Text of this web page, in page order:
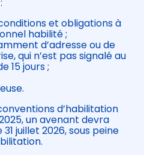
et obligations à
habilité ;
d’adresse ou de
qui n’est pas signalé au
15 jours ;
d’habilitation
un avenant devra
juillet 2026, sous peine